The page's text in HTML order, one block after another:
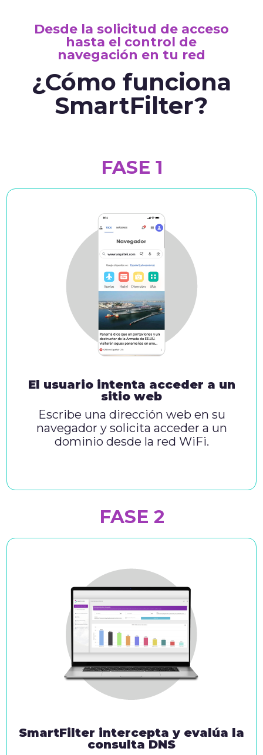
Desde la solicitud de acceso
hasta el control de
navegación en tu red
¿Cómo funciona
SmartFilter?
FASE 1
El usuario intenta acceder a un
sitio web
Escribe una dirección web en su
navegador y solicita acceder a un
dominio desde la red WiFi.
FASE 2
SmartFilter intercepta y evalúa la
consulta DNS